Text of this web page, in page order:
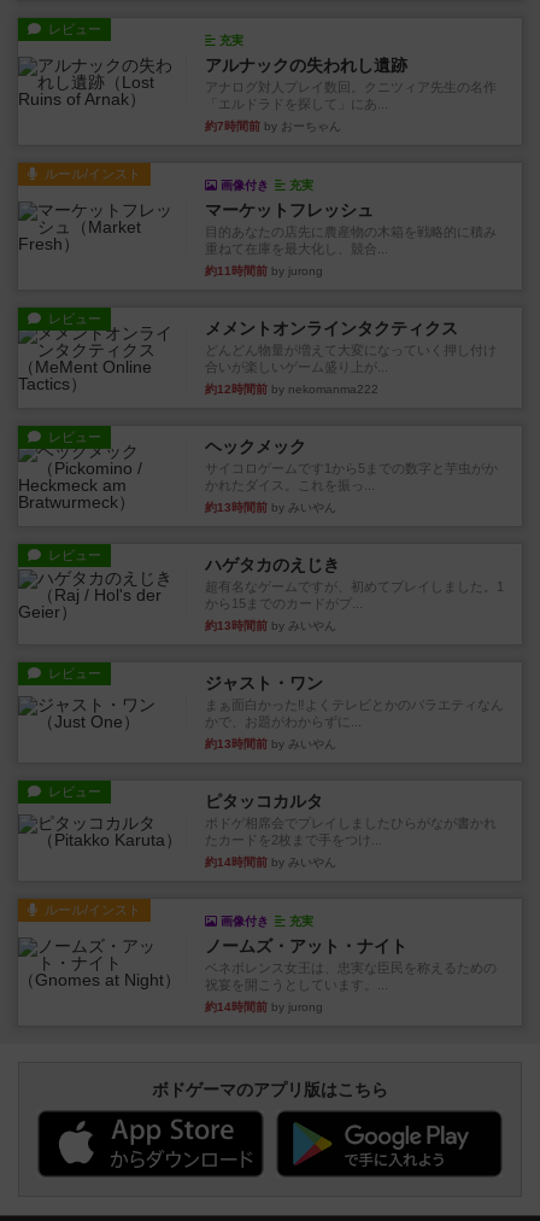
レビュー
充実
アルナックの失われし遺跡
アナログ対人プレイ数回。クニツィア先生の名作
「エルドラドを探して」にあ...
約7時間前 by おーちゃん
ルール/インスト
画像付き 充実
マーケットフレッシュ
目的あなたの店先に農産物の木箱を戦略的に積み
重ねて在庫を最大化し、競合...
約11時間前 by jurong
レビュー メメントオンラインタクティクス
どんどん物量が増えて大変になっていく押し付け
合いが楽しいゲーム盛り上が...
約12時間前 by nekomanma222
レビュー ヘックメック
サイコロゲームです1から5までの数字と芋虫がか
かれたダイス。これを振っ...
約13時間前 by みいやん
レビュー ハゲタカのえじき
超有名なゲームですが、初めてプレイしました。1
から15までのカードがプ...
約13時間前 by みいやん
レビュー ジャスト・ワン
まぁ面白かった‼️よくテレビとかのバラエティなん
かで、お題がわからずに...
約13時間前 by みいやん
レビュー ピタッコカルタ
ボドゲ相席会でプレイしましたひらがなが書かれ
たカードを2枚まで手をつけ...
約14時間前 by みいやん
ルール/インスト
画像付き 充実
ノームズ・アット・ナイト
ベネボレンス女王は、忠実な臣民を称えるための
祝宴を開こうとしています。...
約14時間前 by jurong
ボドゲーマのアプリ版はこちら